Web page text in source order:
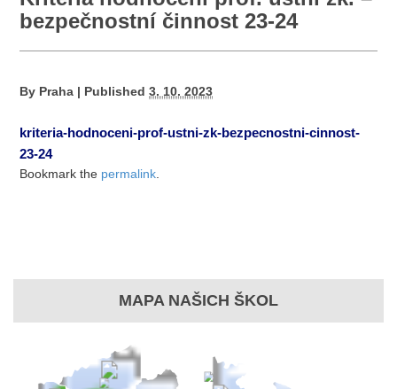
bezpečnostní činnost 23-24
By Praha | Published 3. 10. 2023
kriteria-hodnoceni-prof-ustni-zk-bezpecnostni-cinnost-
23-24
Bookmark the permalink
MAPA NAŠICH ŠKOL